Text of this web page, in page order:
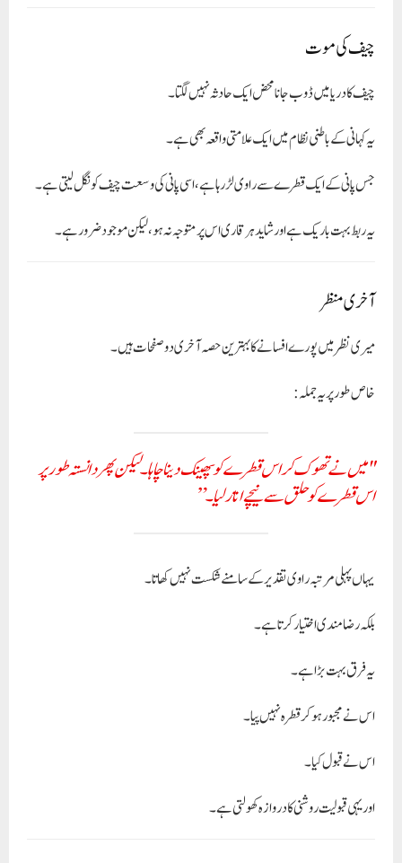
چیف کی موت
چیف کا دریا میں ڈوب جانا محض ایک حادثہ نہیں لگتا۔
یہ کہانی کے باطنی نظام میں ایک علامتی واقعہ بھی ہے۔
جس پانی کے ایک قطرے سے راوی لڑ رہا ہے، اسی پانی کی وسعت چیف کو نگل لیتی ہے۔
یہ ربط بہت باریک ہے اور شاید ہر قاری اس پر متوجہ نہ ہو، لیکن موجود ضرور ہے۔
آخری منظر
میری نظر میں پورے افسانے کا بہترین حصہ آخری دو صفحات ہیں۔
خاص طور پر یہ جملہ:
"میں نے تھوک کر اس قطرے کو پھینک دینا چاہا۔ لیکن پھر دانستہ طور پر
اس قطرے کو حلق سے نیچے اتار لیا۔”
یہاں پہلی مرتبہ راوی تقدیر کے سامنے شکست نہیں کھاتا۔
بلکہرضامندی اختیار کرتا ہے۔
یہ فرق بہت بڑا ہے۔
اس نے مجبور ہوکر قطرہ نہیں پیا۔
اس نے قبول کیا۔
اور یہی قبولیت روشنی کا دروازہ کھولتی ہے۔